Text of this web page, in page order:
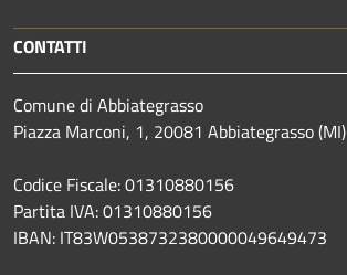
CONTATTI
Comune di Abbiategrasso
Piazza Marconi, 1, 20081 Abbiategrasso (MI)
Codice Fiscale: 01310880156
Partita IVA: 01310880156
IBAN: IT83W0538732380000049649473